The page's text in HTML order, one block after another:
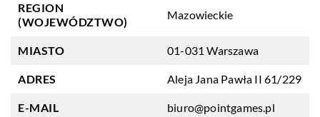
REGION
(WOJEWÓDZTWO)
Mazowieckie
MIASTO 01-031 Warszawa
ADRES Aleja Jana Pawła II 61/229
E-MAIL biuro@pointgames.pl